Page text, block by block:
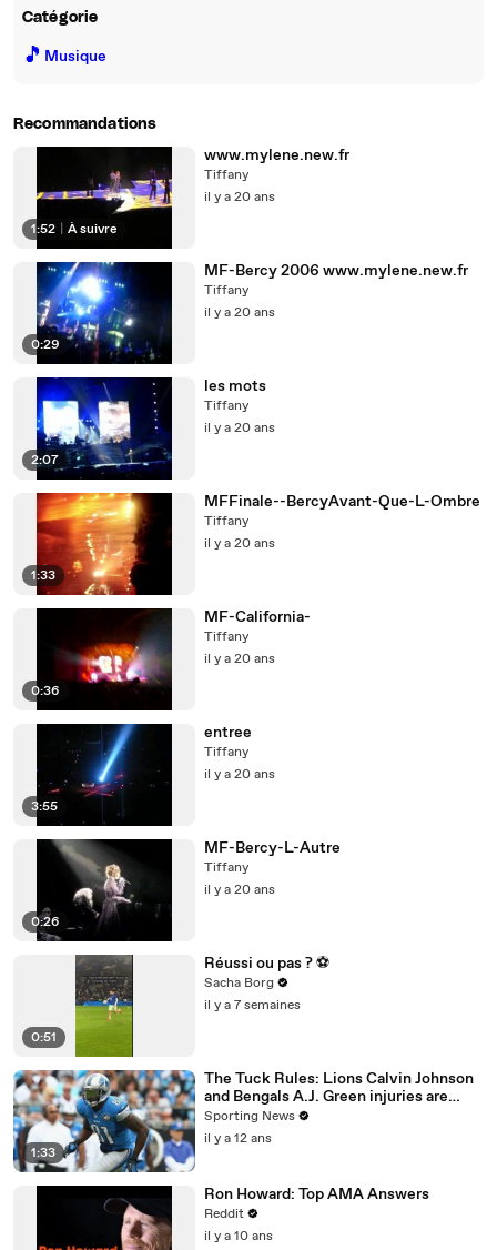
Catégorie
🎵 Musique
Recommandations
1:52 À suivre
www.mylene.new.fr
Tiffany
il y a 20 ans
0:29
MF-Bercy 2006 www.mylene.new.fr
Tiffany
il y a 20 ans
2:07
les mots
Tiffany
il y a 20 ans
1:33
MFFinale--BercyAvant-Que-L-Ombre
Tiffany
il y a 20 ans
0:36
MF-California-
Tiffany
il y a 20 ans
3:55
entree
Tiffany
il y a 20 ans
0:26
MF-Bercy-L-Autre
Tiffany
il y a 20 ans
0:51
Réussi ou pas ? ⚽️
Sacha Borg
il y a 7 semaines
1:33
The Tuck Rules: Lions Calvin Johnson
and Bengals A.J. Green injuries are
significant
Sporting News
il y a 12 ans
Ron Howard: Top AMA Answers
Reddit
il y a 10 ans